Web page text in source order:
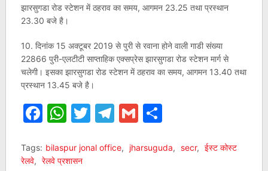
झारसुगडा रोड स्टेशन में ठहराव का समय, आगमन 23.25 तथा प्रस्थान
23.30 बजे है।
10. दिनांक 15 अक्टूबर 2019 से पुरी से रवाना होने वाली गाडी संख्या
22866 पुरी-एलटीटी साप्ताहिक एक्सप्रेस झारसुगडा रोड स्टेशन मार्ग से
चलेगी। इसका झारसुगडा रोड स्टेशन में ठहराव का समय, आगमन 13.40 तथा
प्रस्थान 13.45 बजे है।
Facebook
WhatsApp
Twitter
Telegram
GmailShare
Tags: bilaspur jonal office, jharsuguda, secr, ईस्ट कोस्ट
रेलवे, रेलवे प्रशासन